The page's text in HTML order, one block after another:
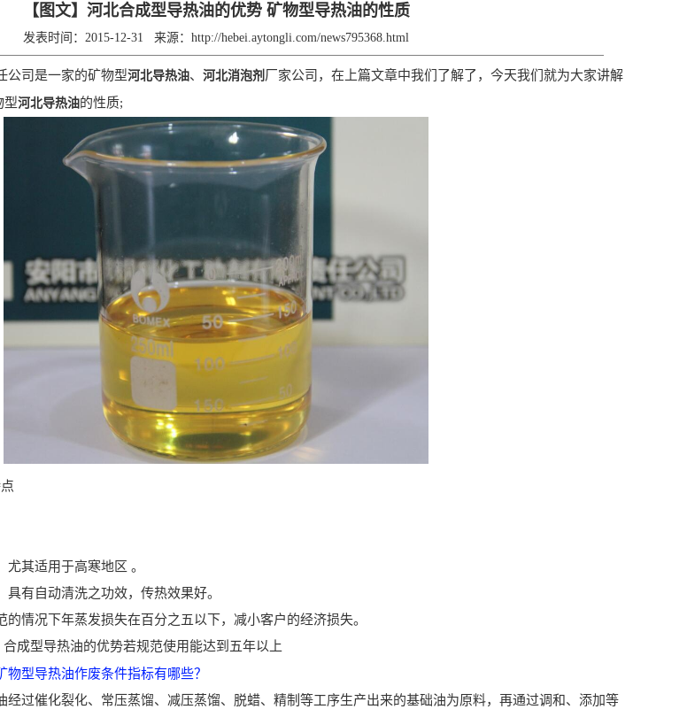
【图文】河北合成型导热油的优势 矿物型导热油的性质
发表时间：2015-12-31 来源： http://hebei.aytongli.com/news795368.html
公司是一家的矿物型河北导热油、 河北消泡剂 厂家公司，在上篇文章中我们了解了，今天我们就为大家讲解
型河北导热油的性质;
其适用于高寒地区 。
有自动清洗之功效，传热效果好。
况下年蒸发损失在百分之五以下，减小客户的经济损失。
合成型导热油的优势若规范使用能达到五年以上
型导热油作废条件指标有哪些？
催化裂化、常压蒸馏、减压蒸馏、脱蜡、精制等工序生产出来的基础油为原料，再通过调和、添加等